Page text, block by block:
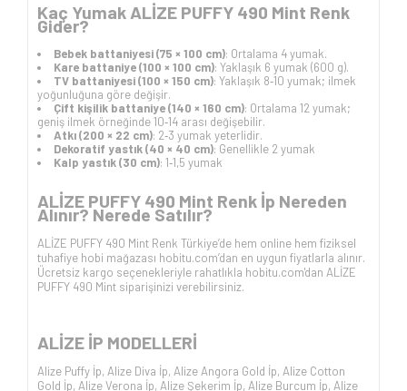
Kaç Yumak ALİZE PUFFY 490 Mint Renk
Gider?
Bebek battaniyesi (75 × 100 cm): Ortalama 4 yumak.
Kare battaniye (100 × 100 cm): Yaklaşık 6 yumak (600 g).
TV battaniyesi (100 × 150 cm): Yaklaşık 8‑10 yumak; ilmek
yoğunluğuna göre değişir.
Çift kişilik battaniye (140 × 160 cm): Ortalama 12 yumak;
geniş ilmek örneğinde 10‑14 arası değişebilir.
Atkı (200 × 22 cm): 2‑3 yumak yeterlidir.
Dekoratif yastık (40 × 40 cm): Genellikle 2 yumak
Kalp yastık (30 cm): 1‑1,5 yumak
ALİZE PUFFY 490 Mint Renk İp Nereden
Alınır? Nerede Satılır?
ALİZE PUFFY 490 Mint Renk Türkiye’de hem online hem fiziksel
tuhafiye hobi mağazası hobitu.com’dan en uygun fiyatlarla alınır.
Ücretsiz kargo seçenekleriyle rahatlıkla hobitu.com'dan ALİZE
PUFFY 490 Mint siparişinizi verebilirsiniz.
ALİZE İP MODELLERİ
Alize Puffy İp, Alize Diva İp, Alize Angora Gold İp, Alize Cotton
Gold İp, Alize Verona İp, Alize Şekerim İp, Alize Burcum İp, Alize